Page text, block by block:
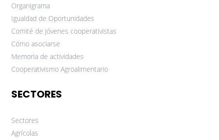
Organigrama
Igualdad de Oportunidades
Comité de jóvenes cooperativistas
Cómo asociarse
Memoria de actividades
Cooperativismo Agroalimentario
SECTORES
Sectores
Agrícolas